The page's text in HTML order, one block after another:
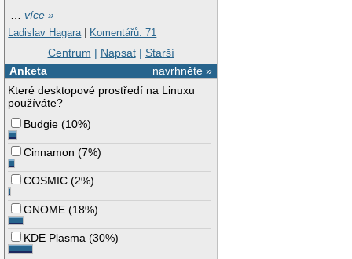
…více »
Ladislav Hagara | Komentářů: 71
Centrum | Napsat| Starší
navrhněte »
Anketa
Které desktopové prostředí na Linuxu
používáte?
Budgie (10%)
Cinnamon (7%)
COSMIC (2%)
GNOME (18%)
KDE Plasma (30%)